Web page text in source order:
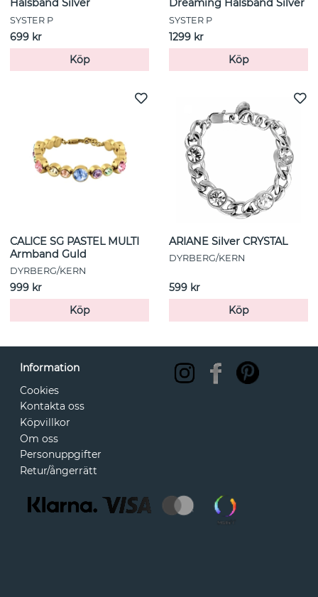
Halsband Silver
SYSTER P
699 kr
Köp
Dreaming Halsband Silver
SYSTER P
1299 kr
Köp
CALICE SG PASTEL MULTI
Armband Guld
DYRBERG/KERN
999 kr
Köp
ARIANE Silver CRYSTAL
DYRBERG/KERN
599 kr
Köp
Information
Cookies
Kontakta oss
Köpvillkor
Om oss
Personuppgifter
Retur/ångerrätt